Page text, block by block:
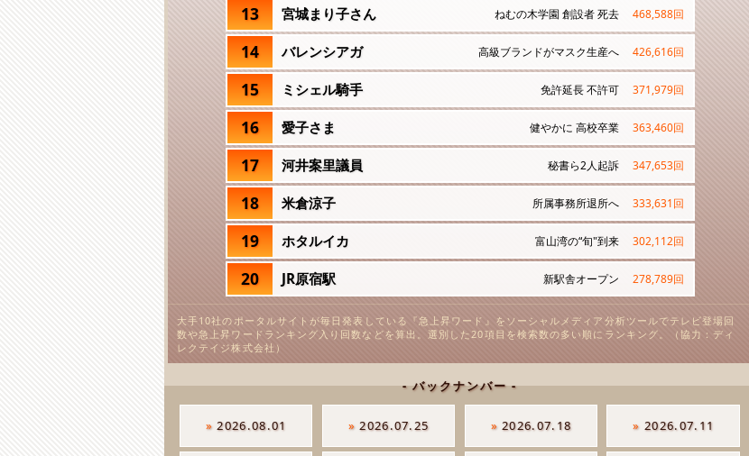
13 宮城まり子さん ねむの木学園 創設者 死去 468,588回
14 バレンシアガ 高級ブランドがマスク生産へ 426,616回
15 ミシェル騎手 免許延長 不許可 371,979回
16 愛子さま 健やかに 高校卒業 363,460回
17 河井案里議員 秘書ら2人起訴 347,653回
18 米倉涼子 所属事務所退所へ 333,631回
19 ホタルイカ 富山湾の“旬"到来 302,112回
20 JR原宿駅 新駅舎オープン 278,789回
大手10社のポータルサイトが毎日発表している『急上昇ワード』をソーシャルメディア分析ツールでテレビ登場回
数や急上昇ワードランキング入り回数などを算出。選別した20項目を検索数の多い順にランキング。（協力：ディ
レクテイジ株式会社）
- バックナンバー -
»2026.08.01 »2026.07.25 »2026.07.18 »2026.07.11